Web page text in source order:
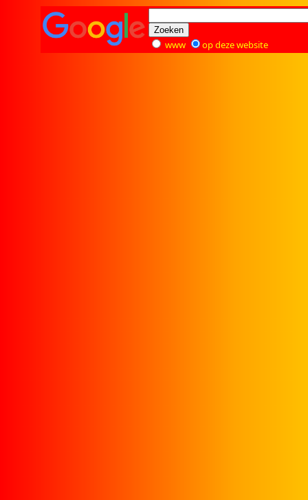
www op deze website